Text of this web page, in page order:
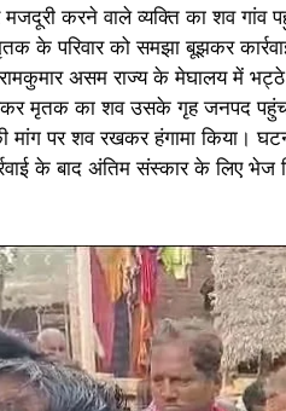
करने वाले व्यक्ति का शव गांव
के परिवार को समझा बूझकर
असम राज्य के मेघालय में
मृतक का शव उसके गृह जनपद
मांग पर शव रखकर हंगामा किया।
के बाद अंतिम संस्कार के लिए